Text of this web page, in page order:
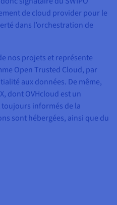
de cloud provider pour le
dans l’orchestration de
nos projets et représente
Open Trusted Cloud, par
aux données. De même,
dont OVHcloud est un
informés de la
sont hébergées, ainsi que du